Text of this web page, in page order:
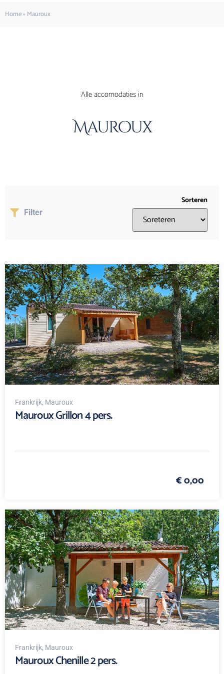
Home»Mauroux
Alle accomodaties in
Mauroux
Filter
Sorteren
Frankrijk, Mauroux
Mauroux Grillon 4 pers.
€ 0,00
Frankrijk, Mauroux
Mauroux Chenille 2 pers.